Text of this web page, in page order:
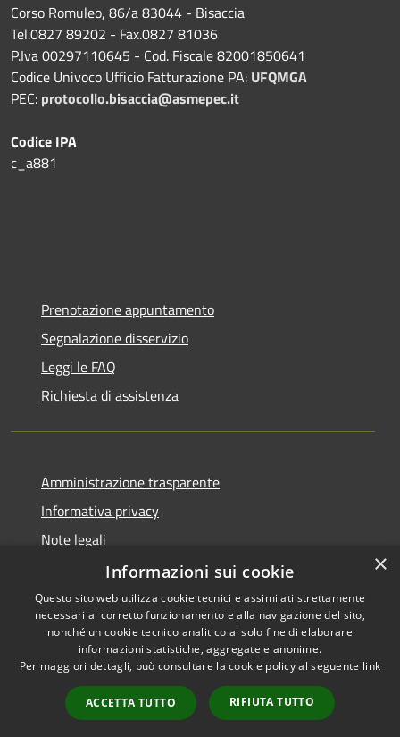
Corso Romuleo, 86/a 83044 - Bisaccia
Tel.0827 89202 - Fax.0827 81036
P.Iva 00297110645 - Cod. Fiscale 82001850641
Codice Univoco Ufficio Fatturazione PA: UFQMGA
PEC: protocollo.bisaccia@asmepec.it
Codice IPA
c_a881
Prenotazione appuntamento
Segnalazione disservizio
Leggi le FAQ
Richiesta di assistenza
Amministrazione trasparente
Informativa privacy
Note legali
Dichiarazione di accessibilità
RSS
Accessibilità
Copyright © 2026 • Comune di
Bisaccia • Powered by
Municipium•
Accesso
redazione
×
Informazioni sui cookie
Questo sito web utilizza cookie tecnici e assimilati strettamente
necessari al corretto funzionamento e alla navigazione del sito,
nonché un cookie tecnico analitico al solo fine di elaborare
informazioni statistiche, aggregate e anonime.
Per maggiori dettagli, può consultare la cookie policy al seguente link
ACCETTA TUTTO RIFIUTA TUTTO